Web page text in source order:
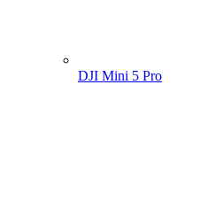
DJI Mini 5 Pro